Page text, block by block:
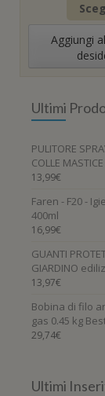
Aggiungi
Ultimi
PULITORE
COLLE
13,99€
Faren - F20 -
400ml
16,99€
GUANTI
GIARDINO
13,97€
Bobina di filo
gas 0.45 kg
29,74€
Ultimi